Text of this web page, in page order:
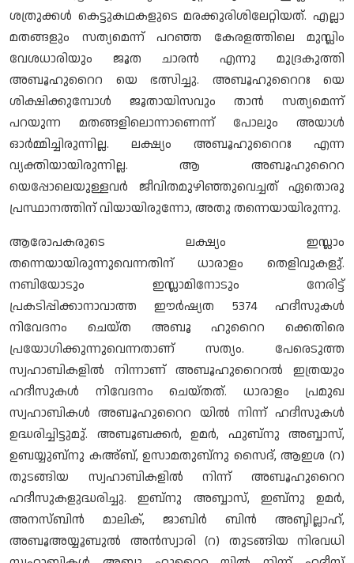
ശത്രുക്കൾ കെട്ടുകഥകളുടെ മരക്കുരിശിലേറ്റിയത്. എല്ലാ
മതങ്ങളും സത്യമെന്ന് പറഞ്ഞ കേരളത്തിലെ മുസ്ലിം
വേശധാരിയും ജൂത ചാരൻ എന്നു മുദ്രകുത്തി
അബൂഹുറൈറ യെ ഭത്സിച്ചു. അബൂഹുറൈറഃ യെ
ശിക്ഷിക്കുമ്പോൾ ജൂതായിസവും താൻ സത്യമെന്ന്
പറയുന്ന മതങ്ങളിലൊന്നാണെന്ന് പോലും അയാൾ
ഓർമ്മിച്ചിരുന്നില്ല. ലക്ഷ്യം അബൂഹുറൈറഃ എന്ന
വ്യക്തിയായിരുന്നില്ല. ആ അബൂഹുറൈറ
യെപ്പോലെയുള്ളവർ ജീവിതമുഴിഞ്ഞുവെച്ചത് ഏതൊരു
പ്രസ്ഥാനത്തിന് വിയായിരുന്നോ, അതു തന്നെയായിരുന്നു.
ആരോപകരുടെ ലക്ഷ്യം ഇസ്ലാം
തന്നെയായിരുന്നുവെന്നതിന് ധാരാളം തെളിവുകളു്.
നബിയോടും ഇസ്ലാമിനോടും നേരിട്ട്
പ്രകടിപ്പിക്കാനാവാത്ത ഈർഷ്യത 5374 ഹദീസുകൾ
നിവേദനം ചെയ്ത അബൂ ഹുറൈറ ക്കെതിരെ
പ്രയോഗിക്കുന്നുവെന്നതാണ് സത്യം. പേരെടുത്ത
സ്വഹാബികളിൽ നിന്നാണ് അബൂഹുറൈറൽ ഇത്രയും
ഹദീസുകൾ നിവേദനം ചെയ്തത്. ധാരാളം പ്രമുഖ
സ്വഹാബികൾ അബൂഹുറൈറ യിൽ നിന്ന് ഹദീസുകൾ
ഉദ്ധരിച്ചിട്ടുമു്. അബൂബക്കർ, ഉമർ, ഫുബ്നു അബ്ബാസ്,
ഉബയ്യുബ്നു കഅ്ബ്, ഉസാമതുബ്നു സൈദ്, ആഇശ (റ)
തുടങ്ങിയ സ്വഹാബികളിൽ നിന്ന് അബൂഹുറൈറ
ഹദീസുകളുദ്ധരിച്ചു. ഇബ്നു അബ്ബാസ്, ഇബ്നു ഉമർ,
അനസ്ബിൻ മാലിക്, ജാബിർ ബിൻ അബ്ദില്ലാഹ്,
അബൂഅയ്യൂബുൽ അൻസ്വാരി (റ) തുടങ്ങിയ നിരവധി